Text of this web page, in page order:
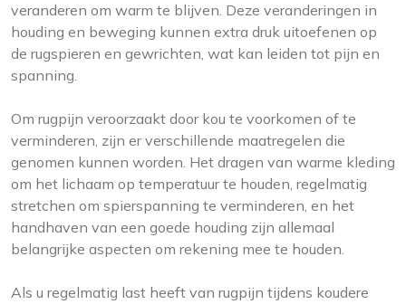
veranderen om warm te blijven. Deze veranderingen in
houding en beweging kunnen extra druk uitoefenen op
de rugspieren en gewrichten, wat kan leiden tot pijn en
spanning.
Om rugpijn veroorzaakt door kou te voorkomen of te
verminderen, zijn er verschillende maatregelen die
genomen kunnen worden. Het dragen van warme kleding
om het lichaam op temperatuur te houden, regelmatig
stretchen om spierspanning te verminderen, en het
handhaven van een goede houding zijn allemaal
belangrijke aspecten om rekening mee te houden.
Als u regelmatig last heeft van rugpijn tijdens koudere